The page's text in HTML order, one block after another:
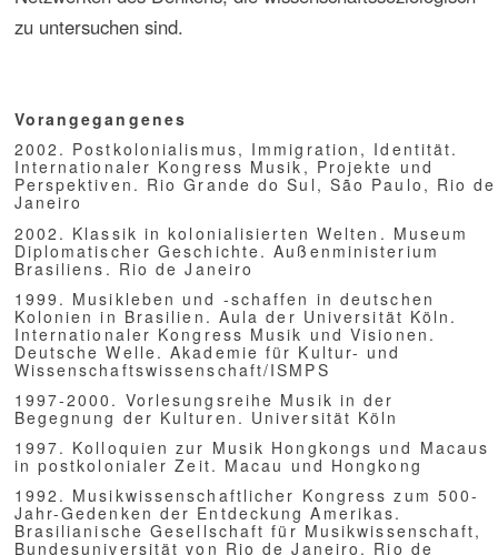
Appiah, Kwame Anthony. „Is the Post- in Postmodernism the Post- in
Postcolonial?“ Critical Inquiry 17 (1991), 336-57
Bruno Nettl. Chicago
kritische Einführung. Bielefeld 2005
Essed, P., Mullard, C.. Antirassistische Erziehung. Grundlagen und
Überlegungen für eine antirassistische Erziehungstheorie. Hrsg. v. H.
Essinger in Zusammenarbeit mit der Heinrich-Böll-Stiftung e.V..Köln.
Felsberg: Micro 1991 (Theorie Bd.2)
Finnström. Sverker. Postcoloniality and the Postcolony: Theories of
the Global and the Local. Working Papers in Cultural Anthropology 7
(1997). Department of Cultural Anthropology and Ethnology. Uppsala
University
Consciousness. Cambridge 1993
Hall, Stuart. „Cultural Identity and Diaspora“. Colonial Discourse and
Post-Colonial Theory. Eds. P. Williams and L. Chrismann. New York
1993.
Hamann, Ch. (Hg.). Räume der Hybridität. Postkoloniale Konzepte in
Theorie und Literatur. Hildesheim 2002
Kreutzer, E.. "Theoretische Grundlagen postkolonialer Literaturkritik".
Nünning, A. (Hg.) Literaturwissenschaftliche Theorien,m Modelle und
Methoden., Eine Einführung. Trier 1995: 199-213
Loomba, Ania (Hg.). Colonialism/Postcolonialism. New York 1998
Mongia, Padmini (Hg.). Contemporary Postcolonial Theory: A
Reader. New York 1996
Riemenschneider, D. (Hg.). Postcolonial Theory. The Emergence of
a Critical Discourse. A Selected and Annotated Bibliography.
Tübingen 2004.
Said, Edward. Orientalism. Western Conceptions of the Orient (New
York 1978). Repriunt mit Nachwort, London 1995